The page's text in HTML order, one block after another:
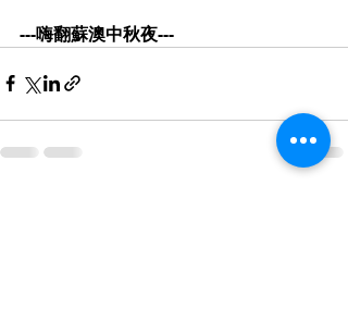
---嗨翻蘇澳中秋夜---